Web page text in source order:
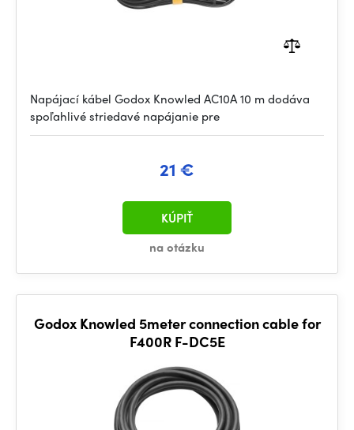
Napájací kábel Godox Knowled AC10A 10 m dodáva
spoľahlivé striedavé napájanie pre
21 €
na otázku
KÚPIŤ
Godox Knowled 5meter connection cable for
F400R F-DC5E